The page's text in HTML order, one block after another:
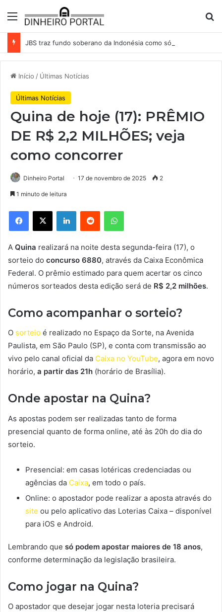
Menu
Início / Últimas Notícias
Últimas Notícias
Quina de hoje (17): PRÊMIO
DE R$ 2,2 MILHÕES; veja
como concorrer
Dinheiro Portal 17 de novembro de 2025 2
1 minuto de leitura
Facebook
X LinkedinReddit WhatsApp
A Quina realizará na noite desta segunda-feira (17), o
sorteio do concurso 6880, através da Caixa Econômica
Federal. O prêmio estimado para quem acertar os cinco
números sorteados desta edição será de R$ 2,2 milhões.
Como acompanhar o sorteio?
O sorteio é realizado no Espaço da Sorte, na Avenida
Paulista, em São Paulo (SP), e conta com transmissão ao
vivo pelo canal oficial da Caixa no YouTube, agora em novo
horário, a partir das 21h (horário de Brasília).
Onde apostar na Quina?
As apostas podem ser realizadas tanto de forma
presencial quanto de forma online, até às 20h do dia do
sorteio.
Presencial: em casas lotéricas credenciadas ou
agências da Caixa, em todo o país.
Online: o apostador pode realizar a aposta através do
site ou pelo aplicativo das Loterias Caixa – disponível
para iOS e Android.
Lembrando que só podem apostar maiores de 18 anos,
conforme determinação da legislação brasileira.
Como jogar na Quina?
O apostador que desejar jogar nesta loteria precisará